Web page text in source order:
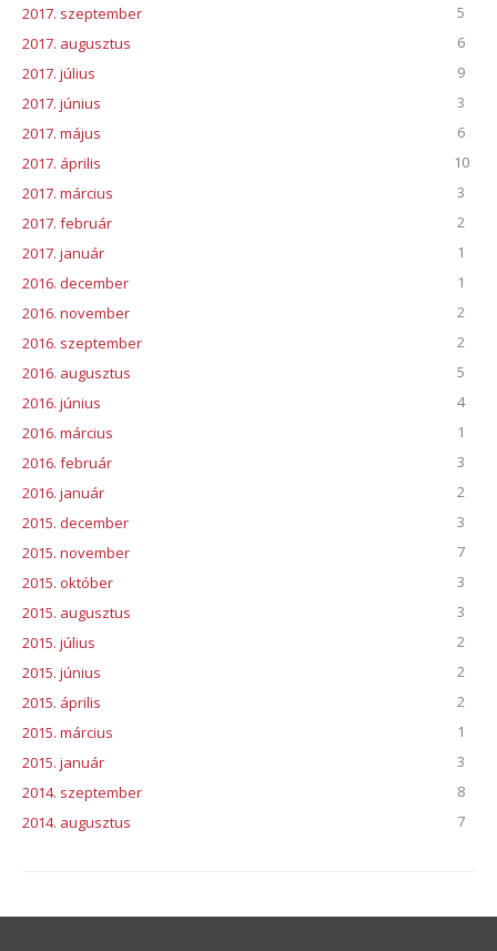
2017. szeptember
5
2017. augusztus
6
2017. július
9
2017. június
3
2017. május
6
2017. április
10
2017. március
3
2017. február
2
2017. január
1
2016. december
1
2016. november
2
2016. szeptember
2
2016. augusztus
5
2016. június
4
2016. március
1
2016. február
3
2016. január
2
2015. december
3
2015. november
7
2015. október
3
2015. augusztus
3
2015. július
2
2015. június
2
2015. április
2
2015. március
1
2015. január
3
2014. szeptember
8
2014. augusztus
7